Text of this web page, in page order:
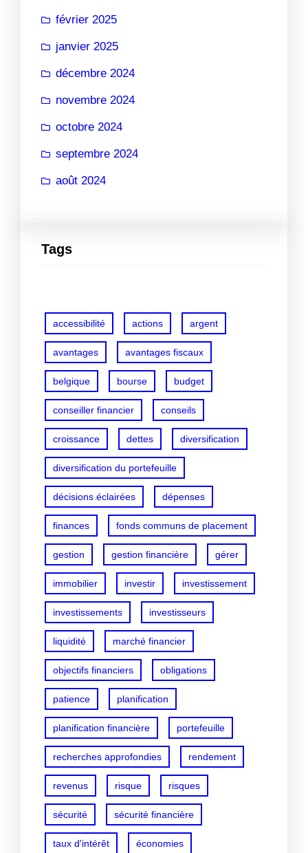
février 2025
janvier 2025
décembre 2024
novembre 2024
octobre 2024
septembre 2024
août 2024
Tags
accessibilité actions argent
avantages avantages fiscaux
belgique bourse budget
conseiller financier conseils
croissance dettes diversification
diversification du portefeuille
décisions éclairées dépenses
finances fonds communs de placement
gestion gestion financière gérer
immobilier investir investissement
investissements investisseurs
liquidité marché financier
objectifs financiers obligations
patience planification
planification financière portefeuille
recherches approfondies rendement
revenus risque risques
sécurité sécurité financière
taux d'intérêt économies